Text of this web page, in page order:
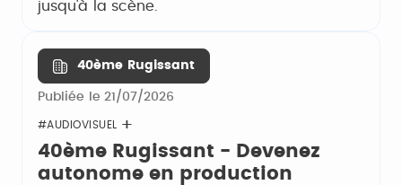
jusqu'à la scène.
40ème Rugissant
Publiée le 21/07/2026
#AUDIOVISUEL
40ème Rugissant - Devenez
autonome en production